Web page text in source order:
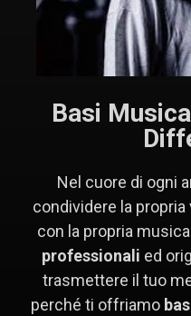
Basi
Nel cuore di ogni
condividere la
con la propria
professionali ed
trasmettere il tuo
perché ti offriamo